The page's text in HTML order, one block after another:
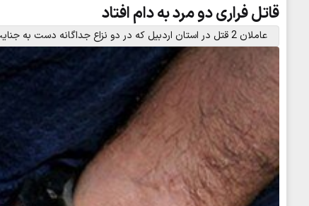
قاتل فراری دو مرد به دام افتاد
عاملان 2 قتل در استان اردبیل که در دو نزاع جداگانه دست به جنایت زده بودند با تلاش پلیس دستگیر شدند.